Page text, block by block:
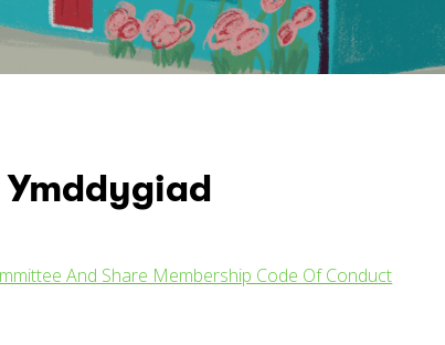
And Share Membership Code Of Conduct